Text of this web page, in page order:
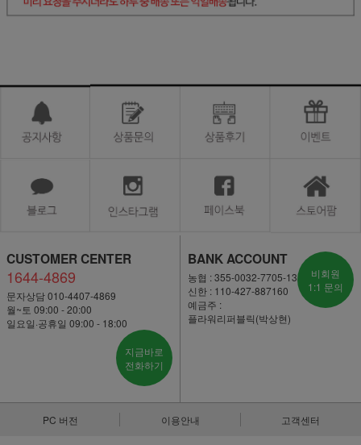
CUSTOMER CENTER
1644-4869
문자상담 010-4407-4869
월~토 09:00 - 20:00
일요일·공휴일 09:00 - 18:00
지금바로
전화하기
BANK ACCOUNT
농협 : 355-0032-7705-13
신한 : 110-427-887160
예금주 :
플라워리퍼블릭(박상현)
비회원
1:1 문의
PC 버전 이용안내 고객센터